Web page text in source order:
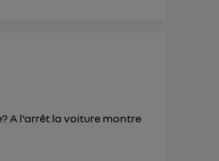
A l'arrêt la voiture montre